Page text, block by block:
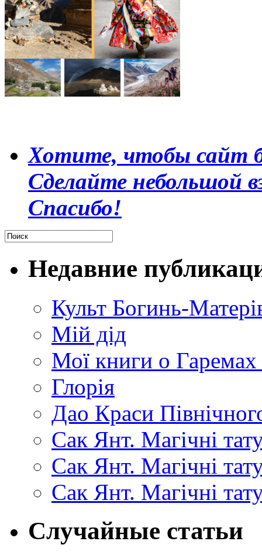
Хотите, чтобы сайт
Сделайте небольшой
Спасибо!
Недавние
Культ Богинь-
Мій дід
Мої книги о
Глорія
Дао Краси
Сак Янт. Магічні
Сак Янт. Магічні
Сак Янт. Магічні
Случайные статьи